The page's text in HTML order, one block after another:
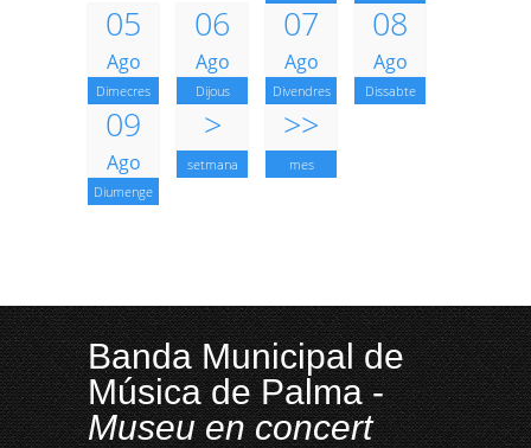
05
Ago
Dimecres
06
Ago
Dijous
07
Ago
Divendres
08
Ago
Dissabte
09
Ago
Diumenge
>
setmana
>>
mes
Banda Municipal de
Música de Palma -
Museu en concert